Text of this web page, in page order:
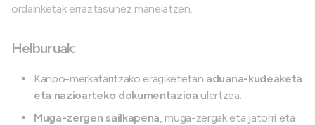
ordainketak erraztasunez maneiatzen.
Helburuak:
Kanpo-merkataritzako eragiketetan aduana-kudeaketa
eta nazioarteko dokumentazioa ulertzea.
Muga-zergen sailkapena, muga-zergak eta jatorri eta